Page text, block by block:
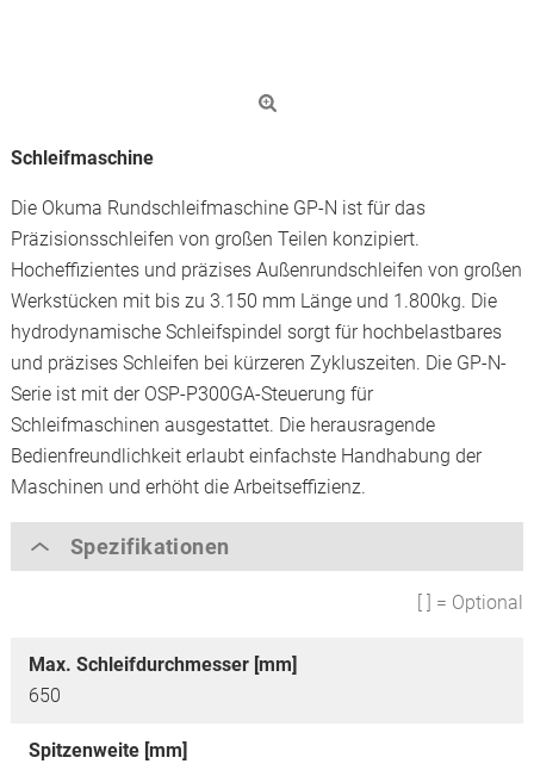
Schleifmaschine
Die Okuma Rundschleifmaschine GP-N ist für das
Präzisionsschleifen von großen Teilen konzipiert.
Hocheffizientes und präzises Außenrundschleifen von großen
Werkstücken mit bis zu 3.150 mm Länge und 1.800kg. Die
hydrodynamische Schleifspindel sorgt für hochbelastbares
und präzises Schleifen bei kürzeren Zykluszeiten. Die GP-N-
Serie ist mit der OSP-P300GA-Steuerung für
Schleifmaschinen ausgestattet. Die herausragende
Bedienfreundlichkeit erlaubt einfachste Handhabung der
Maschinen und erhöht die Arbeitseffizienz.
Spezifikationen
[ ] = Optional
Max. Schleifdurchmesser [mm]
650
Spitzenweite [mm]